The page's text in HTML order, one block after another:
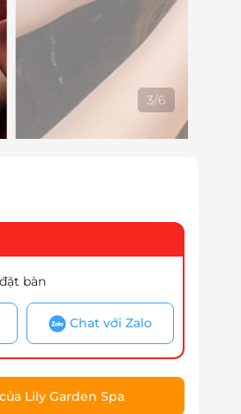
4/6
bàn
Chat với Zalo
Lily Garden Spa